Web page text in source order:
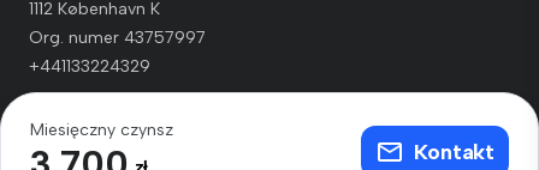
Miesięczny czynsz
Kontakt
1112 København K
Org. numer 43757997
+441133224329